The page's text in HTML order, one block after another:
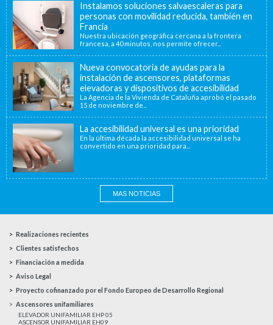
Instalamos soluciones salvaescaleras para
personas con movilidad reducida, también en
Francia
Nuestra ubicación geográfica cercana a la frontera
francesa, a 40 minutos, nos permite ofrecer...
Nueva convocatoria de ayudas para la
instalación de ascensores, plataformas
elevadoras y dispositivos de accesibilidad
La Agencia de la Vivienda de Cataluña aprobó el pasado
15 de noviembre de...
La accesibilidad universal es una prioridad
En la última década la accesibilidad universal se ha
convertido en una prioridad para...
MAS NOTICIAS
Realizaciones recientes
Clientes satisfechos
Financiación a medida
Aviso Legal
Proyecto cofinanzado por el Fondo Europeo de Desarrollo Regional
Ascensores unifamiliares
ELEVADOR UNIFAMILIAR EHP 05
ASCENSOR UNIFAMILIAR EH09